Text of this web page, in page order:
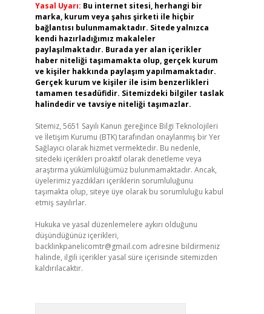
Yasal Uyarı: Bu internet sitesi, herhangi bir
marka, kurum veya şahıs şirketi ile hiçbir
bağlantısı bulunmamaktadır. Sitede yalnızca
kendi hazırladığımız makaleler
paylaşılmaktadır. Burada yer alan içerikler
haber niteliği taşımamakta olup, gerçek kurum
ve kişiler hakkında paylaşım yapılmamaktadır.
Gerçek kurum ve kişiler ile isim benzerlikleri
tamamen tesadüfidir. Sitemizdeki bilgiler taslak
halindedir ve tavsiye niteliği taşımazlar.
Sitemiz, 5651 Sayılı Kanun gereğince Bilgi Teknolojileri
ve İletişim Kurumu (BTK) tarafından onaylanmış bir Yer
Sağlayıcı olarak hizmet vermektedir. Bu nedenle,
sitedeki içerikleri proaktif olarak denetleme veya
araştırma yükümlülüğümüz bulunmamaktadır. Ancak,
üyelerimiz yazdıkları içeriklerin sorumluluğunu
taşımakta olup, siteye üye olarak bu sorumluluğu kabul
etmiş sayılırlar.
Hukuka ve yasal düzenlemelere aykırı olduğunu
düşündüğünüz içerikleri,
backlinkpanelicomtr@gmail.com adresine bildirmeniz
halinde, ilgili içerikler yasal süre içerisinde sitemizden
kaldırılacaktır.